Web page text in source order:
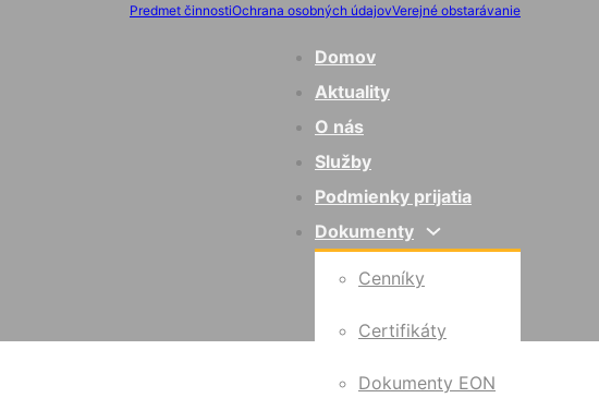
Predmet činnostiOchrana osobných údajovVerejné obstarávanie
Domov
Aktuality
O nás
Služby
Podmienky prijatia
Dokumenty
Cenníky
Certifikáty
Dokumenty EON